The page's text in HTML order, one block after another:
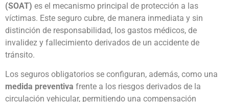
(SOAT) es el mecanismo principal de protección a las
víctimas. Este seguro cubre, de manera inmediata y sin
distinción de responsabilidad, los gastos médicos, de
invalidez y fallecimiento derivados de un accidente de
tránsito.
Los seguros obligatorios se configuran, además, como una
medida preventiva frente a los riesgos derivados de la
circulación vehicular, permitiendo una compensación